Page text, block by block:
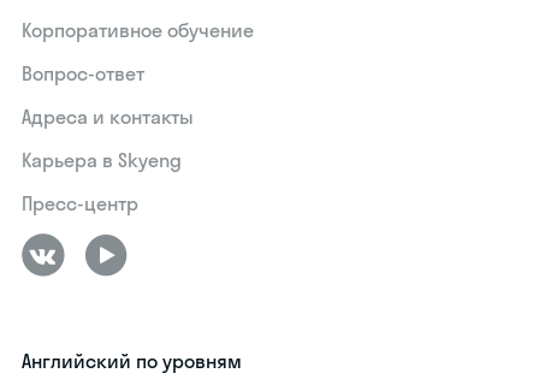
Корпоративное обучение
Вопрос-ответ
Адреса и контакты
Карьера в Skyeng
Пресс-центр
Английский по уровням